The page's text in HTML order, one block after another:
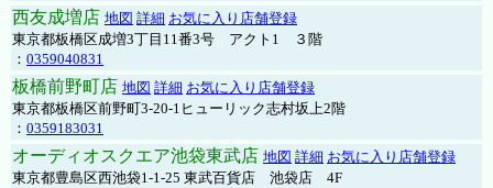
西友成増店 地図 詳細 お気に入り店舗登録
東京都板橋区成増3丁目11番3号 アクト1 ３階
： 0359040831
板橋前野町店 地図 詳細 お気に入り店舗登録
東京都板橋区前野町3-20-1ヒューリック志村坂上2階
： 0359183031
オーディオスクエア池袋東武店 地図 詳細 お気に入り店舗登録
東京都豊島区西池袋1-1-25 東武百貨店 池袋店 4F